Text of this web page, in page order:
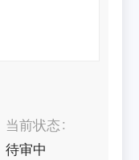
当前状态
待审中